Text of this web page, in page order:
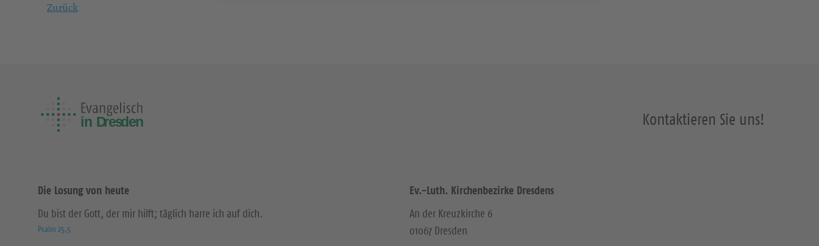
Zurück
Kontaktieren Sie uns!
Die Losung von heute
Du bist der Gott, der mir hilft; täglich harre ich auf dich.
Psalm 25,5
Ev.-Luth. Kirchenbezirke Dresdens
An der Kreuzkirche 6
01067 Dresden